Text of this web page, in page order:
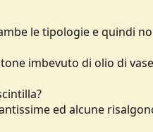
le tipologie e quindi
imbevuto di olio di
ed alcune